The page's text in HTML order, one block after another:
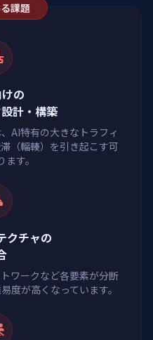
課題
の
計・構築
AI特有の大きなトラフィ
（輻輳）を引き起こす可
す。
クチャの
ワークなど各要素が分断
度が高くなっています。